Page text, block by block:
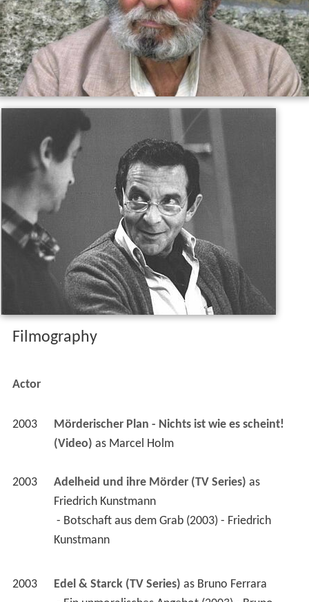
Filmography
Actor
2003
Mörderischer Plan - Nichts ist wie es scheint!
(Video) as Marcel Holm
2003 Adelheid und ihre Mörder (TV Series)
as
Friedrich Kunstmann
Kunstmann
2003 Edel & Starck (TV Series) as Bruno Ferrara